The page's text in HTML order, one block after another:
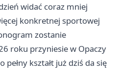
widać coraz mniej
konkretnej sportowej
zostanie
roku przyniesie w Opaczy
kształt już dziś da się